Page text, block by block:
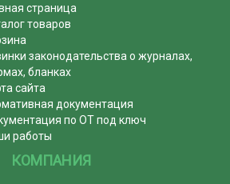
страница
товаров
законодательства о журналах,
бланках
сайта
документация
по ОТ под ключ
работы
КОМПАНИЯ